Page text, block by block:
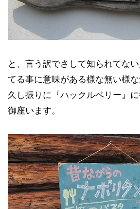
と、言う訳でさして知られてな
てる事に意味がある様な無い様
久し振りに『ハックルベリー』
御座います。